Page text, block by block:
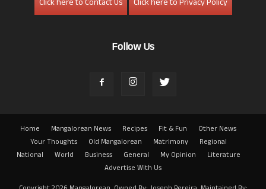
Click here to Contact Us
Click here to Privacy Policy
Follow Us
Home Mangalorean News Recipes Fit & Fun
Other News
Your Thoughts
Old Mangalorean Matrimony
Regional
National
World Business General My Opinion
Literature
Advertise With Us